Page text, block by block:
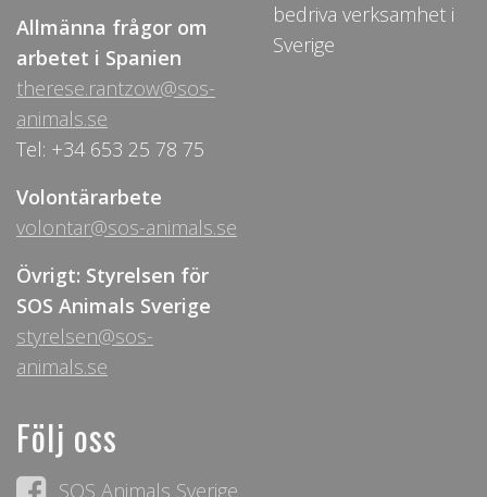
Allmänna frågor om
arbetet i Spanien
therese.rantzow@sos-
animals.se
Tel: +34 653 25 78 75
Volontärarbete
volontar@sos-animals.se
Övrigt: Styrelsen för
SOS Animals Sverige
styrelsen@sos-
animals.se
bedriva verksamhet i
Sverige
Följ oss
SOS Animals Sverige